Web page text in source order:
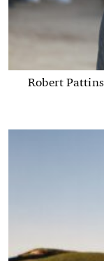
Robert